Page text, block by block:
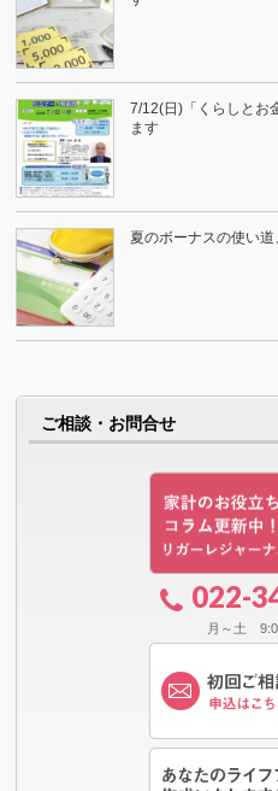
7/12(日)「くらしとお
ます
夏のボーナスの使い
ご相談・お問合せ
022-
月～土